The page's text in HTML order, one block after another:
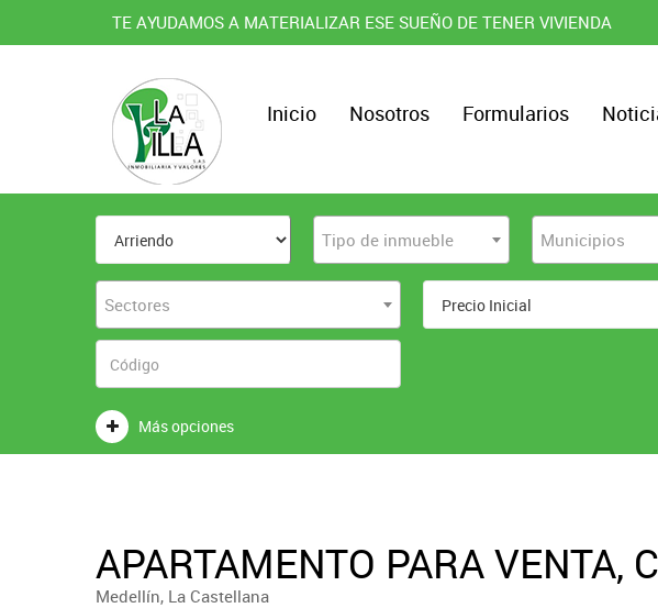
TE AYUDAMOS A MATERIALIZAR ESE SUEÑO DE TENER VIVIENDA
Inicio Nosotros Formularios
Tipo de inmueble Municipios
Sectores
Más opciones
APARTAMENTO PARA VENTA,
Medellín, La Castellana